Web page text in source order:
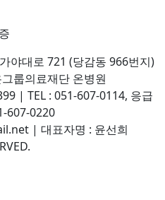
야대로 721 (당감동 966번지)
룹의료재단 온병원
| TEL : 051-607-0114, 응급
607-0220
| 대표자명 : 윤선희